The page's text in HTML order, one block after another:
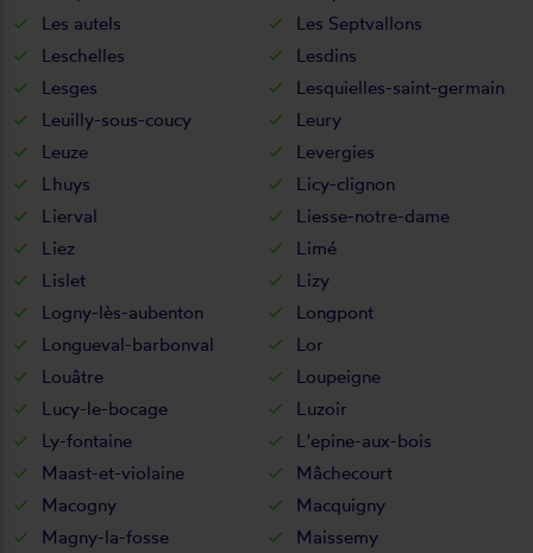
Les autels
Les Septvallons
Leschelles
Lesdins
Lesges
Lesquielles-saint-germain
Leuilly-sous-coucy
Leury
Leuze
Levergies
Lhuys
Licy-clignon
Lierval
Liesse-notre-dame
Liez
Limé
Lislet
Lizy
Logny-lès-aubenton
Longpont
Longueval-barbonval
Lor
Louâtre
Loupeigne
Lucy-le-bocage
Luzoir
Ly-fontaine
L'epine-aux-bois
Maast-et-violaine
Mâchecourt
Macogny
Macquigny
Magny-la-fosse
Maissemy